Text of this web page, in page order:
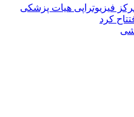
فیزیوتراپی هیات پزشکی
کرد